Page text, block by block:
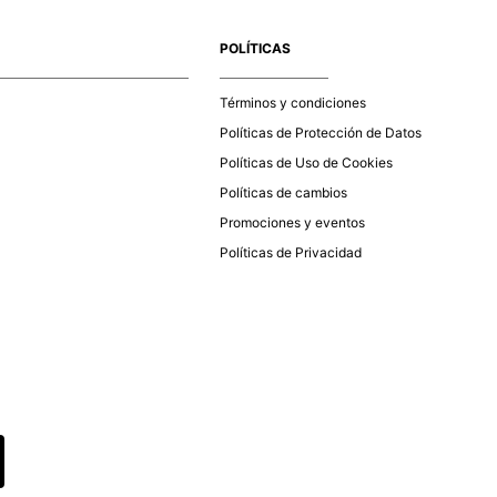
puedes ingresar al menú de “Mi cuenta - Mis Pedidos” en
POLÍTICAS
Términos y condiciones
Políticas de Protección de Datos
Políticas de Uso de Cookies
Políticas de cambios
Promociones y eventos
Políticas de Privacidad